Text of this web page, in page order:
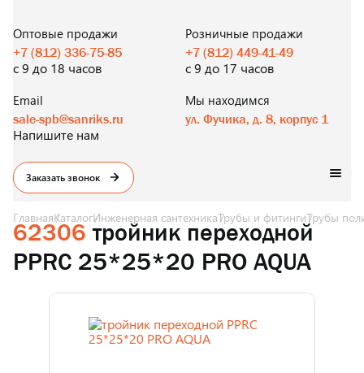
И В РОЗНИЦУ
Оптовые продажи
+7 (812) 336-75-85
с 9 до 18 часов
Розничные продажи
+7 (812) 449-41-49
с 9 до 17 часов
Email
sale-spb@sanriks.ru
Напишите нам
Мы находимся
ул. Фучика, д. 8, корпус 1
Заказать звонок
ГлавнаяКаталогИнженерная сантехникаТрубы и фитингиТрубы
62306 тройник переходной
PPRC 25*25*20 PRO AQUA